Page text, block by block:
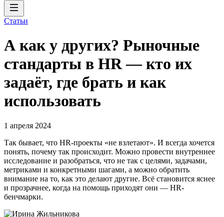
Статьи
А как у других? Рыночные
стандарты в HR — кто их
задаёт, где брать и как
использовать
1 апреля 2024
Так бывает, что HR-проекты «не взлетают». И всегда хочется
понять, почему так происходит. Можно провести внутреннее
исследование и разобраться, что не так с целями, задачами,
метриками и конкретными шагами, а можно обратить
внимание на то, как это делают другие. Всё становится яснее
и прозрачнее, когда на помощь приходят они — HR-
бенчмарки.